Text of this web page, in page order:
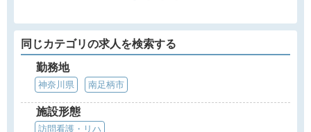
同じカテゴリの求人を検索する
勤務地
神奈川県 南足柄市
施設形態
訪問看護・リハ